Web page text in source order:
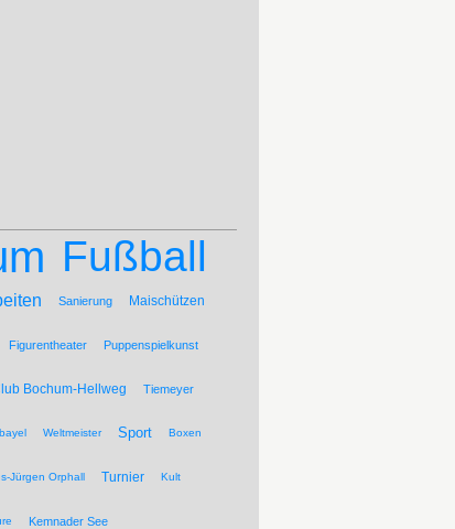
Fußball
Sanierung Maischützen
Figurentheater Puppenspielkunst
Bochum-Hellweg Tiemeyer
Weltmeister Sport Boxen
Jürgen Orphall Turnier Kult
Kemnader See